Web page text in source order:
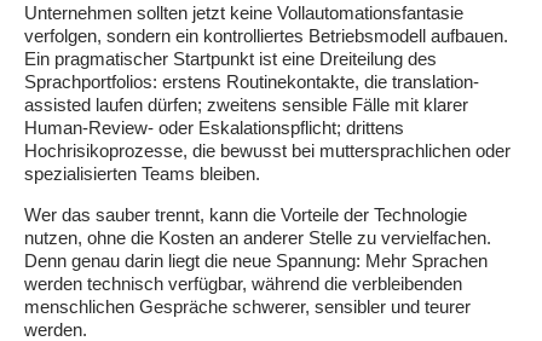
Unternehmen sollten jetzt keine Vollautomationsfantasie
verfolgen, sondern ein kontrolliertes Betriebsmodell aufbauen.
Ein pragmatischer Startpunkt ist eine Dreiteilung des
Sprachportfolios: erstens Routinekontakte, die translation-
assisted laufen dürfen; zweitens sensible Fälle mit klarer
Human-Review- oder Eskalationspflicht; drittens
Hochrisikoprozesse, die bewusst bei muttersprachlichen oder
spezialisierten Teams bleiben.
Wer das sauber trennt, kann die Vorteile der Technologie
nutzen, ohne die Kosten an anderer Stelle zu vervielfachen.
Denn genau darin liegt die neue Spannung: Mehr Sprachen
werden technisch verfügbar, während die verbleibenden
menschlichen Gespräche schwerer, sensibler und teurer
werden.